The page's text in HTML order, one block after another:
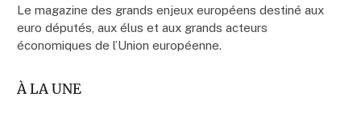
Le magazine des grands enjeux européens destiné aux
euro députés, aux élus et aux grands acteurs
économiques de l’Union européenne.
À LA UNE